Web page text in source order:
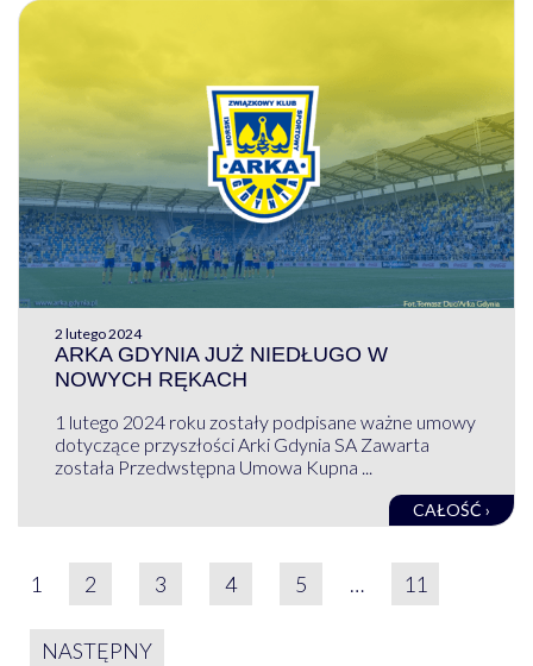
2 lutego 2024
ARKA GDYNIA JUŻ NIEDŁUGO W
NOWYCH RĘKACH
1 lutego 2024 roku zostały podpisane ważne umowy
dotyczące przyszłości Arki Gdynia SA Zawarta
została Przedwstępna Umowa Kupna ...
CAŁOŚĆ ›
STRONICOWANIE
1 2 3 4 5 … 11
NASTĘPNY